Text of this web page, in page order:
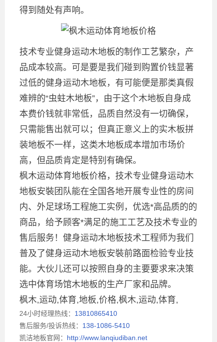
得到随处有声响。
技术专业健身运动木地板的制作工艺繁杂，产
品成本较高。可是要是我们碰到购置价钱显著
过低的健身运动木地板，有可能便是那类真假
难辨的“虫蛀木地板”，由于这个木地板自身成
本费价钱就非常低，品质自然没有一切确保，
只需能售出就可以；但真正意义上的实木板拼
装地板不一样，这类木地板成本增加市场价
高，但品质肯定是特别有确保。
枫木运动体育地板价格，技术专业健身运动木
地板安裝团队能在全国各地开展专业性的房间
内、外足球场工程施工实例，优选*高品质的的
商品，给予顾客*满足的施工工艺及技术专业的
售后服务！健身运动木地板技术工程师为我们
普及了健身运动木地板安裝前路面检验专业技
能。大伙儿还可以按照自身的主要要求来决策
选中体育场馆木地板的生产厂家和品牌。
枫木,运动,体育,地板,价格,枫木,运动,体育,
24小时经理热线： 13810865410
售后服务/投诉热线： 138-1086-5410
凯洁地板官网： http://www.lanqiudiban.net